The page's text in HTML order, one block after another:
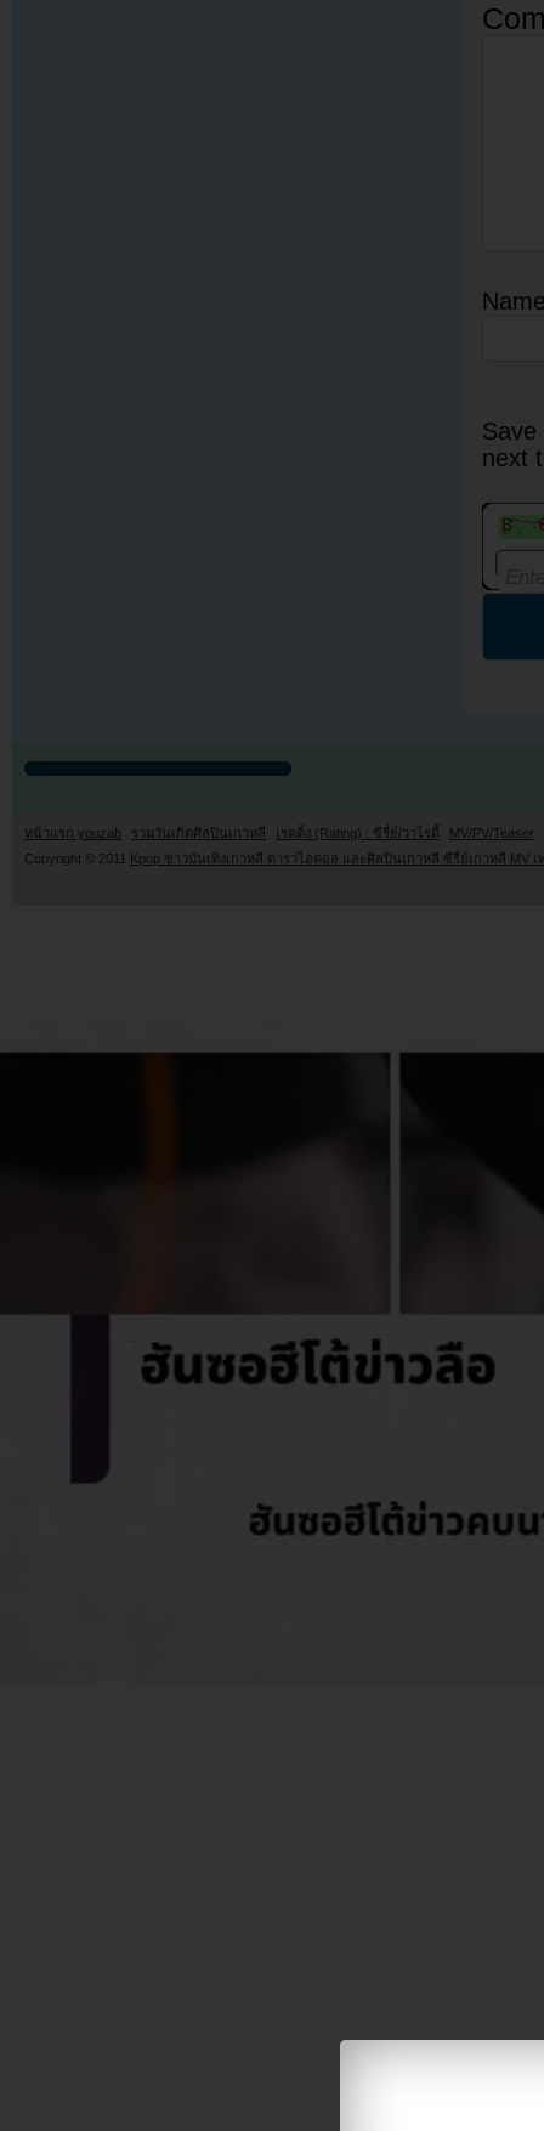
next
หน้าแรก youzab รวมวันเกิดศิลปินเกาหลี เรตติ้ง (Rating) : ซีรี่ย์/วาไรตี้
MV/PV/Teaser
Copyright © 2011 Kpop ข่าวบันเทิงเกาหลี ดาราไอดอล และศิลปินเกาหลี ซีรี่ย์เกาหลี MV